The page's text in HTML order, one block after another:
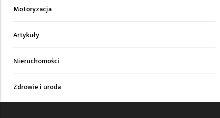
Motoryzacja
Artykuły
Nieruchomości
Zdrowie i uroda